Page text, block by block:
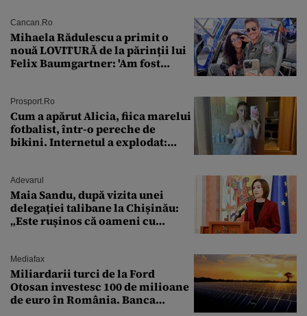
Cancan.ro
Mihaela Rădulescu a primit o
nouă LOVITURĂ de la părinții lui
Felix Baumgartner: 'Am fost
Prosport.ro
Cum a apărut Alicia, fiica marelui
fotbalist, într-o pereche de
bikini. Internetul a explodat:
Adevarul
Maia Sandu, după vizita unei
delegației talibane la Chișinău:
„Este rușinos că oameni cu
Mediafax
Miliardarii turci de la Ford
Otosan investesc 100 de milioane
de euro în România. Banca